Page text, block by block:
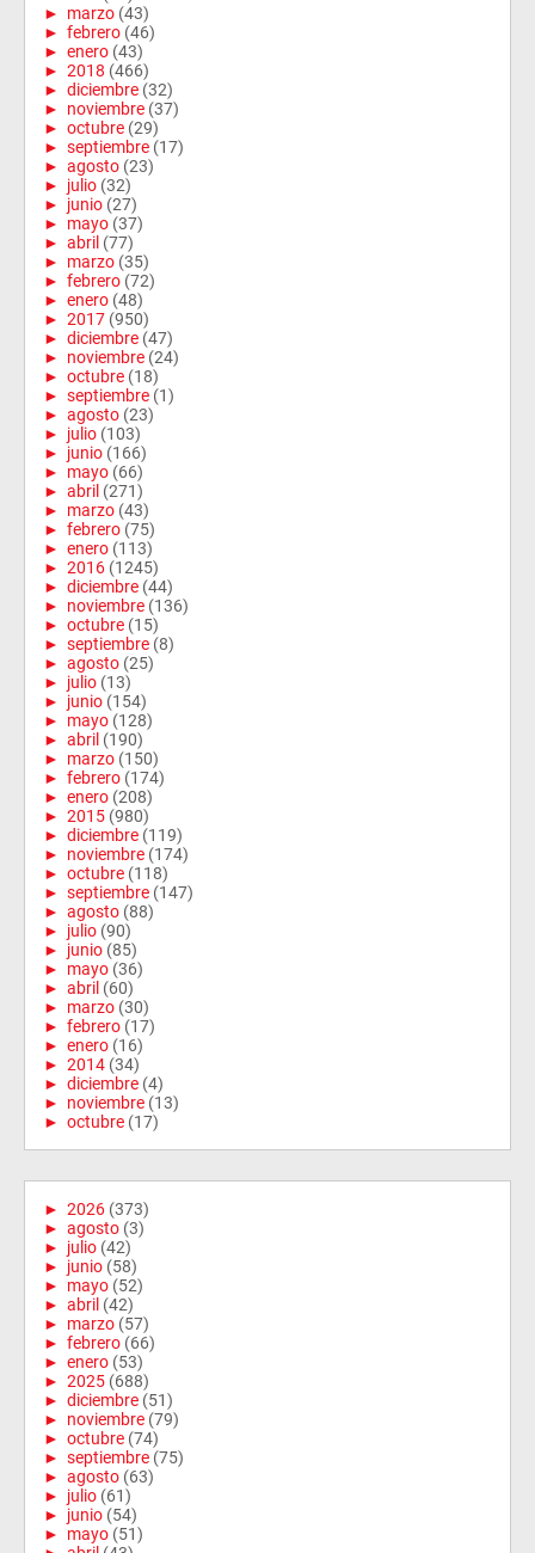
► marzo (43)
► febrero (46)
► enero (43)
► 2018 (466)
► diciembre (32)
► noviembre (37)
► octubre (29)
► septiembre (17)
► agosto (23)
► julio (32)
► junio (27)
► mayo (37)
► abril (77)
► marzo (35)
► febrero (72)
► enero (48)
► 2017 (950)
► diciembre (47)
► noviembre (24)
► octubre (18)
► septiembre (1)
► agosto (23)
► julio (103)
► junio (166)
► mayo (66)
► abril (271)
► marzo (43)
► febrero (75)
► enero (113)
► 2016 (1245)
► diciembre (44)
► noviembre (136)
► octubre (15)
► septiembre (8)
► agosto (25)
► julio (13)
► junio (154)
► mayo (128)
► abril (190)
► marzo (150)
► febrero (174)
► enero (208)
► 2015 (980)
► diciembre (119)
► noviembre (174)
► octubre (118)
► septiembre (147)
► agosto (88)
► julio (90)
► junio (85)
► mayo (36)
► abril (60)
► marzo (30)
► febrero (17)
► enero (16)
► 2014 (34)
► diciembre (4)
► noviembre (13)
► octubre (17)
► 2026 (373)
► agosto (3)
► julio (42)
► junio (58)
► mayo (52)
► abril (42)
► marzo (57)
► febrero (66)
► enero (53)
► 2025 (688)
► diciembre (51)
► noviembre (79)
► octubre (74)
► septiembre (75)
► agosto (63)
► julio (61)
► junio (54)
► mayo (51)